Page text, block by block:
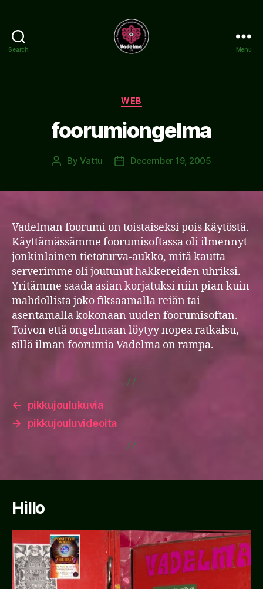
Search Menu
Categories
WEB
foorumiongelma
PostByVattu
PostDecember 19, 2005
Vadelman foorumi on toistaiseksi pois käytöstä.
Käyttämässämme foorumisoftassa oli ilmennyt
jonkinlainen tietoturva-aukko, mitä kautta
serverimme oli joutunut hakkereiden uhriksi.
Yritämme saada asian korjatuksi niin pian kuin
mahdollista joko fiksaamalla reiän tai
asentamalla kokonaan uuden foorumisoftan.
Toivon että ongelmaan löytyy nopea ratkaisu,
sillä ilman foorumia Vadelma on rampa.
←
pikkujoulukuvia
→
pikkujouluvideoita
Hillo